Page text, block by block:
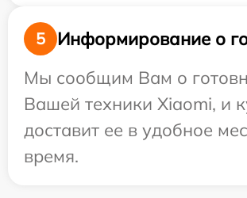
5
Информирование о
Мы сообщим Вам о
Вашей техники Xiaomi, и
доставит ее в удобное
время.